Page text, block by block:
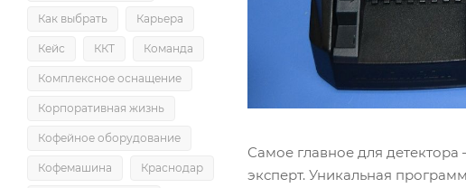
Самое главное для
эксперт. Уникальная
Как выбрать Карьера
Кейс ККТ Команда
Комплексное оснащение
Корпоративная жизнь
Кофейное оборудование
Кофемашина Краснодар